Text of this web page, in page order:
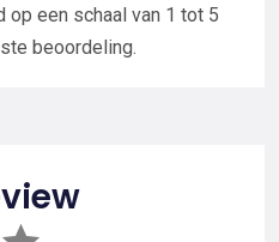
een schaal van 1 tot 5
beoordeling.